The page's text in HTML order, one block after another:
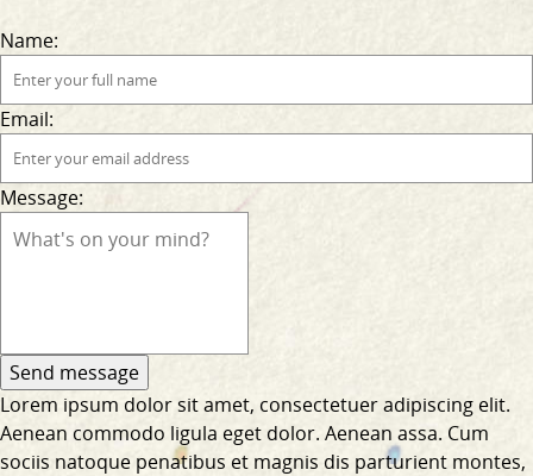
Name:
Email:
Message:
Lorem ipsum dolor sit amet, consectetuer adipiscing elit.
Aenean commodo ligula eget dolor. Aenean assa. Cum
sociis natoque penatibus et magnis dis parturient montes,